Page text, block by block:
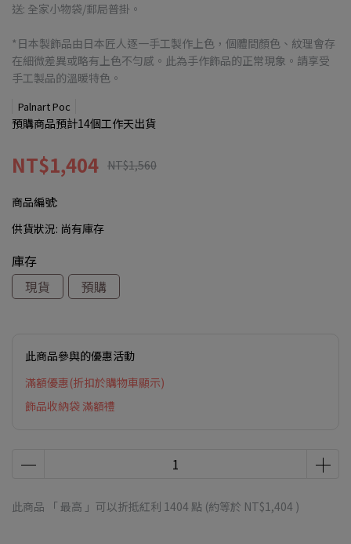
送: 全家小物袋/郵局普掛。
*日本製飾品由日本匠人逐一手工製作上色，個體間顏色、紋理會存
在細微差異或略有上色不勻感。此為手作飾品的正常現象。請享受
手工製品的溫暖特色。
Palnart Poc
預購商品預計14個工作天出貨
NT$1,404 NT$1,560
商品編號:
供貨狀況: 尚有庫存
庫存
現貨
預購
此商品參與的優惠活動
滿額優惠(折扣於購物車顯示)
飾品收納袋 滿額禮
此商品 「 最高 」可以折抵紅利 1404 點 (約等於 NT$1,404 )